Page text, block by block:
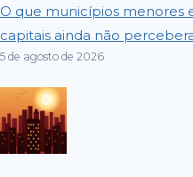
O que municípios menores
capitais ainda não
5 de agosto de 2026